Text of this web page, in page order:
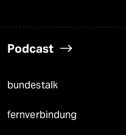
Podcast
bundestalk
fernverbindung